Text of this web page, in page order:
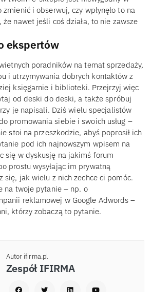
i obserwuj, czy wpłynęło to na
nawet jeśli coś działa, to nie zawsze
ekspertów
poradników na temat sprzedaży,
i utrzymywania dobrych kontaktów z
księgarnie i biblioteki. Przejrzyj więc
od deski do deski, a także spróbuj
je napisali. Dziś wielu specjalistów
promowania siebie i swoich usług –
stoi na przeszkodzie, abyś poprosił ich
pod ich najnowszym wpisem na
się w dyskusję na jakimś forum
prostu wysyłając im prywatną
się, jak wielu z nich zechce ci pomóc.
na twoje pytanie – np. o
reklamowej w Google Adwords –
którzy zobaczą to pytanie.
Autor ifirma.pl
Zespół IFIRMA